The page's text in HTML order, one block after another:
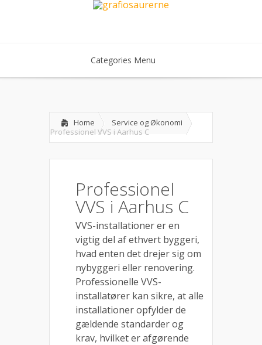
Categories Menu
Home
Service og Økonomi
Professionel VVS i Aarhus C
Professionel
VVS i Aarhus C
VVS-installationer er en
vigtig del af ethvert byggeri,
hvad enten det drejer sig om
nybyggeri eller renovering.
Professionelle VVS-
installatører kan sikre, at alle
installationer opfylder de
gældende standarder og
krav, hvilket er afgørende